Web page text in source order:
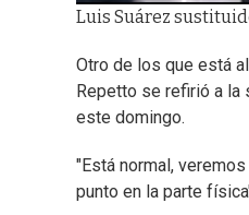
Luis Suárez
Otro de los que está
Repetto se refirió a la
este domingo.
"Está normal,
punto en la parte